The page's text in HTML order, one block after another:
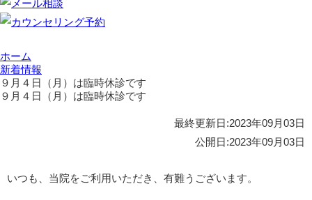
ホーム
新着情報
９月４日（月）は臨時休診です
９月４日（月）は臨時休診です
最終更新日:2023年09月03日
公開日:2023年09月03日
いつも、当院をご利用いただき、有難うございます。